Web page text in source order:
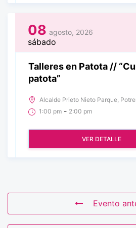
08 agosto, 2026
sábado
Talleres en Patota //
patota”
Alcalde Prieto Nieto Parque,
1:00 pm - 2:00 pm
VER DETALLE
Evento